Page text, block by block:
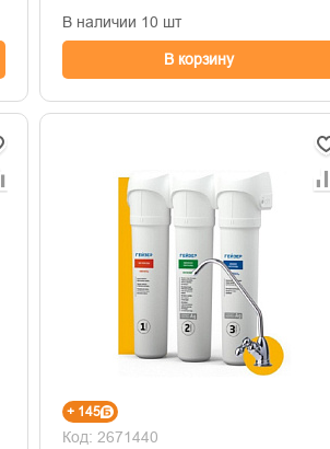
В наличии 10 шт
В корзину
+ 145
Код: 2671440